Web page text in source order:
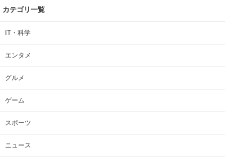
カテゴリ一覧
IT・科学
エンタメ
グルメ
ゲーム
スポーツ
ニュース